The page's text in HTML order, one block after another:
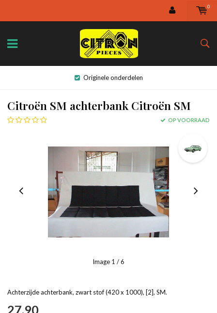
0
Originele onderdelen
Citroën SM achterbank Citroën SM
OP VOORRAAD
Image 1 / 6
Achterzijde achterbank, zwart stof (420 x 1000), [2], SM.
27,90